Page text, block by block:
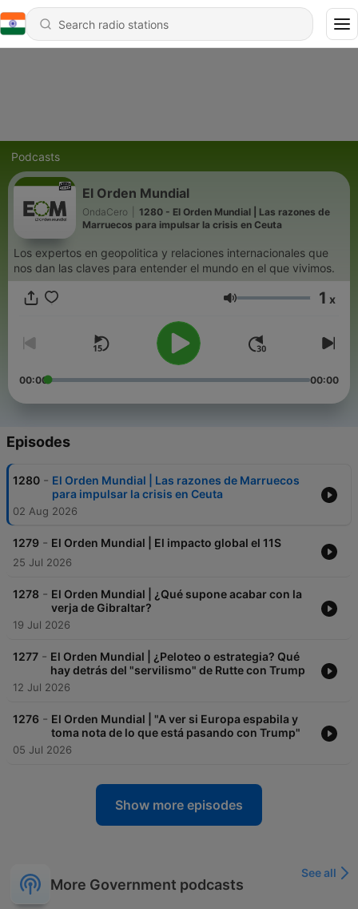
Podcasts
El Orden Mundial
OndaCero
1280 - El Orden Mundial | Las razones de
Marruecos para impulsar la crisis en Ceuta
Los expertos en geopolitica y relaciones internacionales que
nos dan las claves para entender el mundo en el que vivimos.
Volume 1 x
00:00 00:00
Episodes
1280 - El Orden Mundial | Las razones de Marruecos
para impulsar la crisis en Ceuta
02 Aug 2026
1279 - El Orden Mundial | El impacto global el 11S
25 Jul 2026
1278 - El Orden Mundial | ¿Qué supone acabar con la
verja de Gibraltar?
19 Jul 2026
1277 - El Orden Mundial | ¿Peloteo o estrategia? Qué
hay detrás del "servilismo" de Rutte con Trump
12 Jul 2026
1276 - El Orden Mundial | "A ver si Europa espabila y
toma nota de lo que está pasando con Trump"
05 Jul 2026
Show more episodes
More Government podcasts
See all